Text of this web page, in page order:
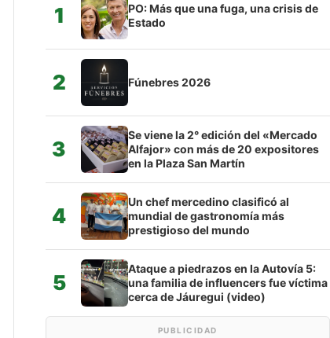
1
PO: Más que una fuga, una crisis de
Estado
2 Fúnebres 2026
3
Se viene la 2° edición del «Mercado
Alfajor» con más de 20 expositores
en la Plaza San Martín
4
Un chef mercedino clasificó al
mundial de gastronomía más
prestigioso del mundo
5
Ataque a piedrazos en la Autovía 5:
una familia de influencers fue víctima
cerca de Jáuregui (video)
PUBLICIDAD